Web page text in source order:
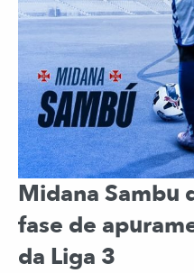
Midana Sambu
fase de
da Liga 3